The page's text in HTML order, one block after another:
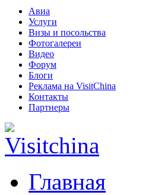
Авиа
Услуги
Визы и посольства
Фотогалереи
Видео
Форум
Блоги
Реклама на VisitChina
Контакты
Партнеры
Главная